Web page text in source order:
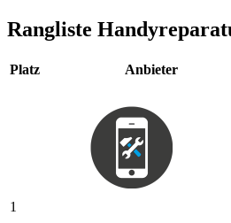
Rangliste
Platz Anbieter
1